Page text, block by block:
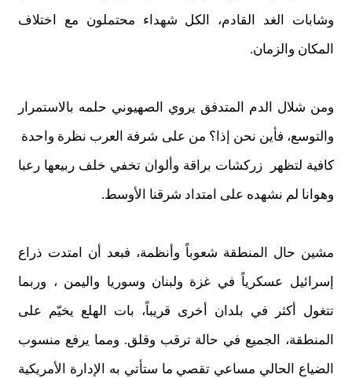
وشابات الغد القادم، الكل شهداء محتملون مع اختلاف
المكان والزمان.
ومن شلال الدم المتدفق يروي الصهيوني حلمه بالاستمرار
والتوسع، فأين نحن إذا؟ من على شرفة العرب نظرة واحدة
كافية لتظهر زركشات براقة وألوان تخفي خلف ربيعها رعبا
وهوانا لم نشهده على امتداد شرقنا الأوسط.
مشين حال المنطقة شعوباً وأنظمة، فبعد أن امتدت ذراع
إسرائيل عسكرياً في غزة ولبنان وسوريا واليمن ، وربما
تتغول أكثر في بلدان أخرى قريباً، بات الهلع يخيّم على
المنطقة، الجميع في حالة ترقب وقلق. ومما يرفع منسوب
الضياع الحالي مساعي تقصي ما ستأتي به الإدارة الأمريكية